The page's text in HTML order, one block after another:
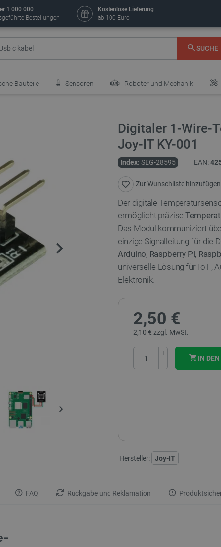
1 000 000
Bestellungen
Kostenlose Lieferung
ab 100 Euro
SUCHE
Bauteile Sensoren Roboter und Mechanik
Digitaler 1-Wire-
Joy-IT KY-001
Index: SEG-28595 EAN:
Zur Wunschliste hinzufügen
Der digitale
ermöglicht präzise
Das Modul kommuniziert
einzige Signalleitung für die
Arduino, Raspberry Pi,
universelle Lösung für IoT-,
Elektronik.
2,50 €
2,10 € zzgl. MwSt.
+
−
IN
Hersteller: Joy-IT
FAQ Rückgabe und Reklamation